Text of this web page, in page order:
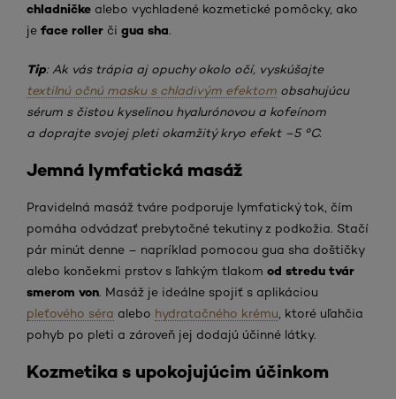
chladničke alebo vychladené kozmetické pomôcky, ako
je face roller či gua sha.
Tip: Ak vás trápia aj opuchy okolo očí, vyskúšajte
textilnú očnú masku s chladivým efektom obsahujúcu
sérum s čistou kyselinou hyalurónovou a kofeínom
a doprajte svojej pleti okamžitý kryo efekt –5 °C.
Jemná lymfatická masáž
Pravidelná masáž tváre podporuje lymfatický tok, čím
pomáha odvádzať prebytočné tekutiny z podkožia. Stačí
pár minút denne – napríklad pomocou gua sha doštičky
alebo končekmi prstov s ľahkým tlakom od stredu tvár
smerom von. Masáž je ideálne spojiť s aplikáciou
pleťového séra alebo hydratačného krému , ktoré uľahčia
pohyb po pleti a zároveň jej dodajú účinné látky.
Kozmetika s upokojujúcim účinkom